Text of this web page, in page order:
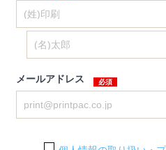
メールアドレス